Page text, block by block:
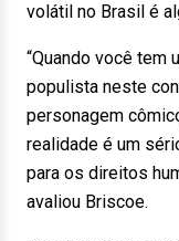
volátil no Brasil é
“Quando você tem
populista neste
personagem
realidade é um
para os direitos
avaliou Briscoe.